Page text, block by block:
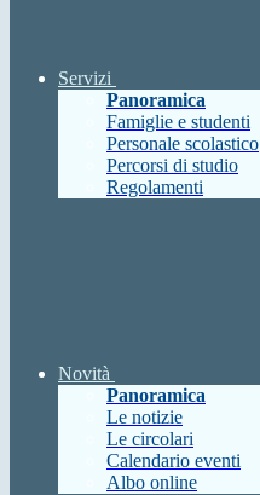
Servizi
Panoramica
Famiglie e studenti
Personale scolastico
Percorsi di studio
Regolamenti
Novità
Panoramica
Le notizie
Le circolari
Calendario eventi
Albo online